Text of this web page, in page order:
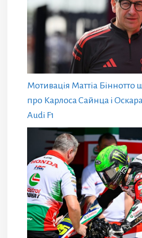
Мотивація Маттіа Біннотто
про Карлоса Сайнца і Оскара
Audi F1